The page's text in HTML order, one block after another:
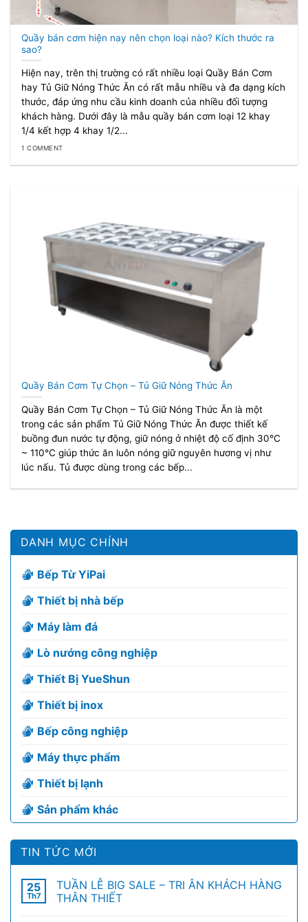
Quầy bán cơm hiện nay nên chọn loại nào? Kích thước ra
sao?
Hiện nay, trên thị trường có rất nhiều loại Quầy Bán Cơm
hay Tủ Giữ Nóng Thức Ăn có rất mẫu nhiều và đa dạng kích
thước, đáp ứng nhu cầu kinh doanh của nhiều đối tượng
khách hàng. Dưới đây là mẫu quầy bán cơm loại 12 khay
1/4 kết hợp 4 khay 1/2...
1 COMMENT
Quầy Bán Cơm Tự Chọn – Tủ Giữ Nóng Thức Ăn
Quầy Bán Cơm Tự Chọn – Tủ Giữ Nóng Thức Ăn là một
trong các sản phẩm Tủ Giữ Nóng Thức Ăn được thiết kế
buồng đun nước tự động, giữ nóng ở nhiệt độ cố định 30℃
~ 110℃ giúp thức ăn luôn nóng giữ nguyên hương vị như
lúc nấu. Tủ được dùng trong các bếp...
DANH MỤC CHÍNH
Bếp Từ YiPai
Thiết bị nhà bếp
Máy làm đá
Lò nướng công nghiệp
Thiết Bị YueShun
Thiết bị inox
Bếp công nghiệp
Máy thực phẩm
Thiết bị lạnh
Sản phẩm khác
TIN TỨC MỚI
25
Th7
TUẦN LỄ BIG SALE – TRI ÂN KHÁCH HÀNG
THÂN THIẾT